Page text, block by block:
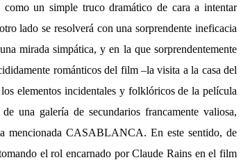
un simple truco dramático de cara a intentar
lado se resolverá con una sorprendente ineficacia
mirada simpática, y en la que sorprendentemente
románticos del film –la visita a la casa del
elementos incidentales y folklóricos de la película
una galería de secundarios francamente valiosa,
mencionada CASABLANCA. En este sentido, de
el rol encarnado por Claude Rains en el film